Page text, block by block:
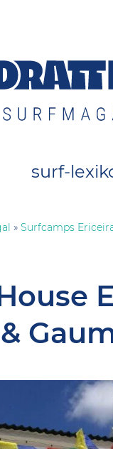
surf-
» Surfcamps